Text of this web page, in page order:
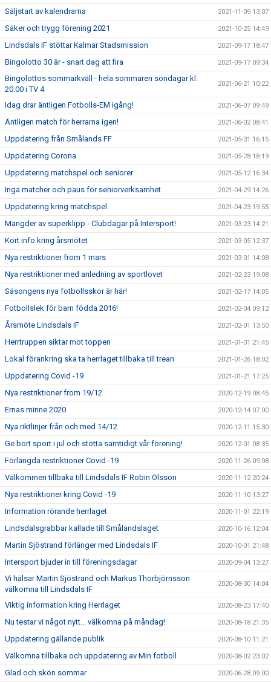
Säljstart av kalendrarna 2021-11-09 13:07
Säker och trygg förening 2021 2021-10-25 14:49
Lindsdals IF stöttar Kalmar Stadsmission 2021-09-17 18:47
Bingolotto 30 är - snart dag att fira 2021-09-17 09:34
Bingolottos sommarkväll - hela sommaren söndagar kl.
20.00 i TV 4
2021-06-21 10:22
Idag drar äntligen Fotbolls-EM igång! 2021-06-07 09:49
Äntligen match för herrarna igen! 2021-06-02 08:41
Uppdatering från Smålands FF 2021-05-31 16:15
Uppdatering Corona 2021-05-28 18:19
Uppdatering matchspel och seniorer 2021-05-12 16:34
Inga matcher och paus för seniorverksamhet 2021-04-29 14:26
Uppdatering kring matchspel 2021-04-23 19:55
Mängder av superklipp - Clubdagar på Intersport! 2021-03-23 14:21
Kort info kring årsmötet 2021-03-05 12:37
Nya restriktioner from 1 mars 2021-03-01 14:08
Nya restriktioner med anledning av sportlovet 2021-02-23 19:08
Säsongens nya fotbollsskor är här! 2021-02-17 14:05
Fotbollslek för barn födda 2016! 2021-02-04 09:12
Årsmöte Lindsdals IF 2021-02-01 13:50
Herrtruppen siktar mot toppen 2021-01-31 21:45
Lokal förankring ska ta herrlaget tillbaka till trean 2021-01-26 18:02
Uppdatering Covid -19 2021-01-21 17:25
Nya restriktioner from 19/12 2020-12-19 08:45
Ernas minne 2020 2020-12-14 07:00
Nya riktlinjer från och med 14/12 2020-12-11 15:30
Ge bort sport i jul och stötta samtidigt vår förening! 2020-12-01 08:35
Förlängda restriktioner Covid -19 2020-11-26 09:08
Välkommen tillbaka till Lindsdals IF Robin Olsson 2020-11-12 20:24
Nya restriktioner kring Covid -19 2020-11-10 13:27
Information rörande herrlaget 2020-11-01 22:19
Lindsdalsgrabbar kallade till Smålandslaget 2020-10-16 12:04
Martin Sjöstrand förlänger med Lindsdals IF 2020-10-01 21:48
Intersport bjuder in till föreningsdagar 2020-09-04 13:27
Vi hälsar Martin Sjöstrand och Markus Thorbjörnsson
välkomna till Lindsdals IF
2020-08-30 14:04
Viktig information kring Herrlaget 2020-08-23 17:40
Nu testar vi något nytt... välkomna på måndag! 2020-08-18 21:35
Uppdatering gällande publik 2020-08-10 11:21
Välkomna tillbaka och uppdatering av Min fotboll 2020-08-02 23:02
Glad och skön sommar 2020-06-28 09:00